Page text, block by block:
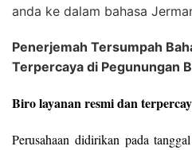
anda ke dalam bahasa
Penerjemah Tersumpah
Terpercaya di Pegunungan
Biro layanan resmi dan
Perusahaan didirikan pada